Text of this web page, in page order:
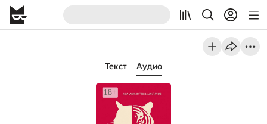
Текст Аудио